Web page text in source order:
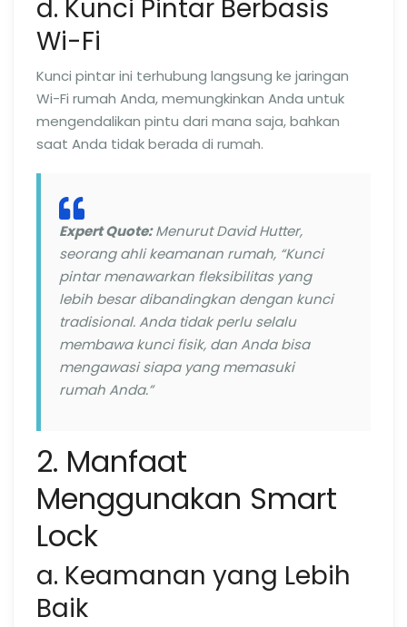
d. Kunci Pintar Berbasis
Wi-Fi
Kunci pintar ini terhubung langsung ke jaringan
Wi-Fi rumah Anda, memungkinkan Anda untuk
mengendalikan pintu dari mana saja, bahkan
saat Anda tidak berada di rumah.
Expert Quote:Menurut David Hutter,
seorang ahli keamanan rumah, “Kunci
pintar menawarkan fleksibilitas yang
lebih besar dibandingkan dengan kunci
tradisional. Anda tidak perlu selalu
membawa kunci fisik, dan Anda bisa
mengawasi siapa yang memasuki
rumah Anda.”
2. Manfaat
Menggunakan Smart
Lock
a. Keamanan yang Lebih
Baik